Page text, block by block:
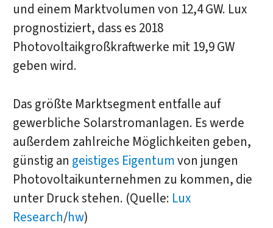
und einem Marktvolumen von 12,4 GW. Lux
prognostiziert, dass es 2018
Photovoltaikgroßkraftwerke mit 19,9 GW
geben wird.
Das größte Marktsegment entfalle auf
gewerbliche Solarstromanlagen. Es werde
außerdem zahlreiche Möglichkeiten geben,
günstig an geistiges Eigentumvon jungen
Photovoltaikunternehmen zu kommen, die
unter Druck stehen. (Quelle: Lux
Research/hw)